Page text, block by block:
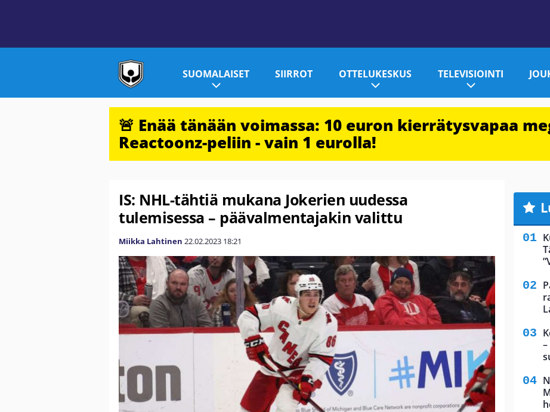
SUOMALAISET SIIRROT OTTELUKESKUS TELEVISIOINTI
🚨 Enää tänään voimassa: 10 euron kierrätysvapaa
Reactoonz-peliin - vain 1 eurolla!
IS: NHL-tähtiä mukana Jokerien uudessa
tulemisessa – päävalmentajakin valittu
Miikka Lahtinen 22.02.2023 18:21